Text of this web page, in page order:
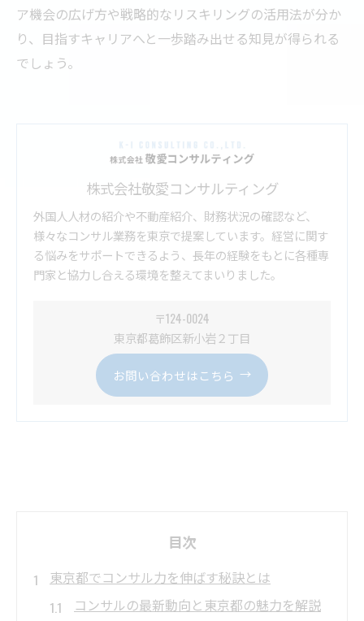
ア機会の広げ方や戦略的なリスキリングの活用法が分か
り、目指すキャリアへと一歩踏み出せる知見が得られる
でしょう。
株式会社敬愛コンサルティング
外国人人材の紹介や不動産紹介、財務状況の確認など、
様々なコンサル業務を東京で提案しています。経営に関す
る悩みをサポートできるよう、長年の経験をもとに各種専
門家と協力し合える環境を整えてまいりました。
〒124-0024
東京都葛飾区新小岩２丁目
お問い合わせはこちら
目次
東京都でコンサル力を伸ばす秘訣とは
コンサルの最新動向と東京都の魅力を解説